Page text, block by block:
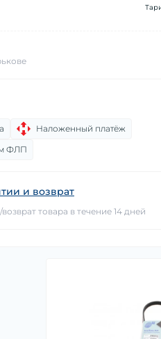
Наложенный платёж
ФЛП
и возврат
товара в течение 14 дней